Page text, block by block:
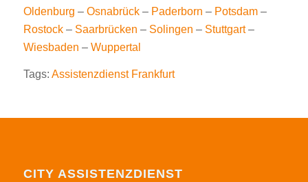
Oldenburg – Osnabrück– Paderborn – Potsdam–
Rostock– Saarbrücken – Solingen – Stuttgart–
Wiesbaden – Wuppertal
Tags: Assistenzdienst Frankfurt
CITY ASSISTENZDIENST